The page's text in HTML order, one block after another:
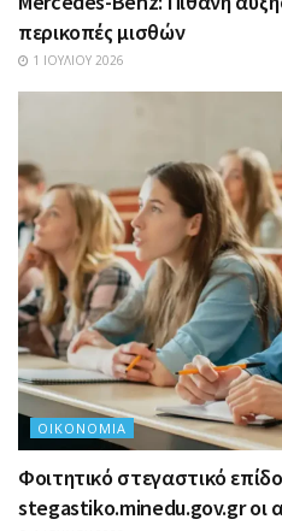
περικοπές μισθών
1 ΙΟΥΛΊΟΥ 2026
ΟΙΚΟΝΟΜΊΑ
Φοιτητικό στεγαστικό
stegastiko.minedu.gov.gr οι